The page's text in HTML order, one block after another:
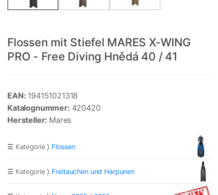
Flossen mit Stiefel MARES X-WING
PRO - Free Diving Hnědá 40 / 41
EAN: 194151021318
Katalognummer: 420420
Hersteller: Mares
☰ Kategorie Flossen
☰ Kategorie Freitauchen und Harpunen